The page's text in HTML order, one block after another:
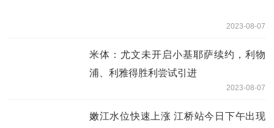
2023-08-07
米体：尤文未开启小基耶萨续约，利物
浦、利雅得胜利尝试引进
2023-08-07
嫩江水位快速上涨 江桥站今日下午出现